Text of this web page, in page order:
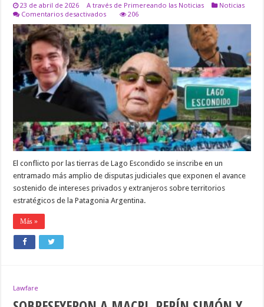
23 de abril de 2026 A través de Primereando las Noticias
Noticias
Comentarios desactivadosen
MILEI
CAJONEA
LA
CAUSA
LAGO
ESCONDIDO
Y
LE
ENTREGA
TIERRAS
A
JOE
LEWIS
206
El conflicto por las tierras de Lago Escondido se inscribe en un
entramado más amplio de disputas judiciales que exponen el avance
sostenido de intereses privados y extranjeros sobre territorios
estratégicos de la Patagonia Argentina.
Más »
Lawfare